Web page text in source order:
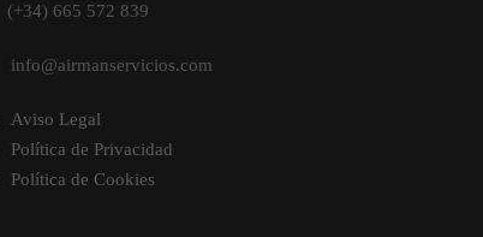
(+34) 665 572 839
info@airmanservicios.com
Aviso Legal
Política de Privacidad
Política de Cookies